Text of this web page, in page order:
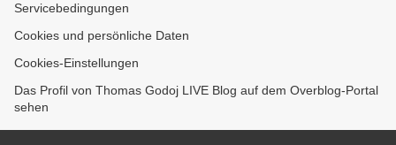
Servicebedingungen
Cookies und persönliche Daten
Cookies-Einstellungen
Das Profil von Thomas Godoj LIVE Blog auf dem Overblog-Portal
sehen